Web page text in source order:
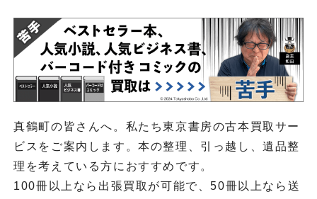
真鶴町の皆さんへ。私たち東京書房の古本買取サー
ビスをご案内します。本の整理、引っ越し、遺品整
理を考えている方におすすめです。
100冊以上なら出張買取が可能で、50冊以上なら送